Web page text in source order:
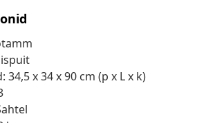
x 34 x 90 cm (p x L x k)